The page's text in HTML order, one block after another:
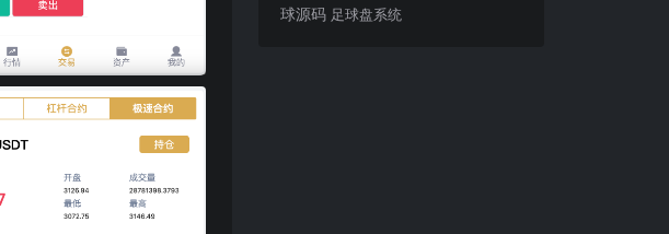
球源码 足球盘系统